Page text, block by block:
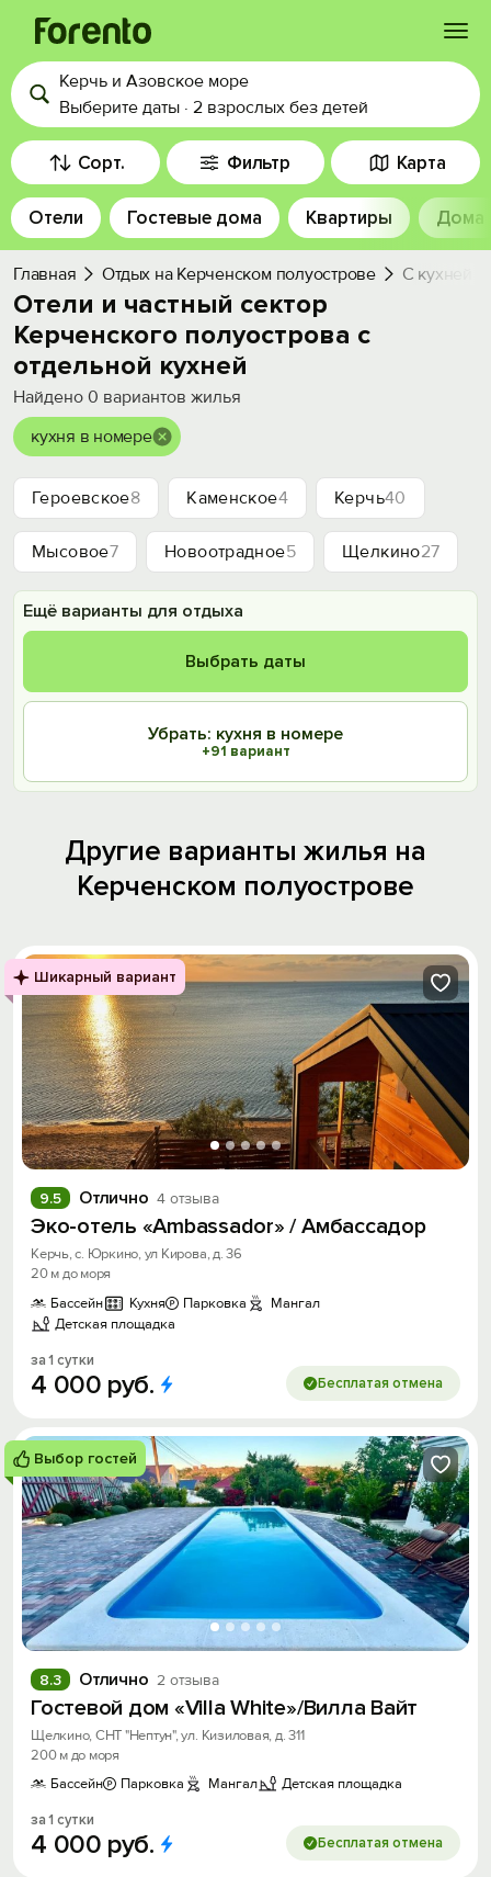
Войти
Избранное
История просмотра
Добавить свой объект
Керчь и Азовское море
Выберите даты · 2 взрослых без детей
Сорт. Фильтр Карта
Отели Гостевые дома Квартиры Дома
Главная Отдых на Керченском полуострове С кухней
Отели и частный сектор
Керченского полуострова с
отдельной кухней
Найдено 0 вариантов жилья
кухня в номере
Героевское8 Каменское4 Керчь40
Мысовое7 Новоотрадное5 Щелкино27
Ещё варианты для отдыха
Выбрать даты
Убрать: кухня в номере
+91 вариант
Другие варианты жилья на
Керченском полуострове
Шикарный вариант
Отлично 4 отзыва
9.5
Эко-отель «Ambassador» / Амбассадор
Керчь, с. Юркино, ул Кирова, д. 36
20 м до моря
Бассейн
Кухня Парковка
Мангал
Детская площадка
за 1 сутки
4 000 руб. Бесплатая отмена
Выбор гостей
Отлично 2 отзыва
8.3
Гостевой дом «Villa White»/Вилла Вайт
Щелкино, СНТ "Нептун", ул. Кизиловая, д. 311
200 м до моря
Бассейн
Парковка Мангал Детская площадка
за 1 сутки
4 000 руб. Бесплатая отмена